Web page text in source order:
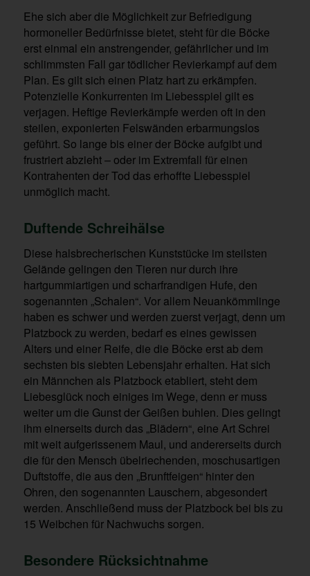
Ehe sich aber die Möglichkeit zur Befriedigung
hormoneller Bedürfnisse bietet, steht für die Böcke
erst einmal ein anstrengender, gefährlicher und im
schlimmsten Fall gar tödlicher Revierkampf auf dem
Plan. Es gilt sich einen Platz hart zu erkämpfen.
Potenzielle Konkurrenten im Liebesspiel gilt es
verjagen. Heftige Revierkämpfe werden oft in den
steilen, exponierten Felswänden erbarmungslos
geführt. So lange bis einer der Böcke aufgibt und
frustriert abzieht – oder im Extremfall für einen
Kontrahenten der Tod das erhoffte Liebesspiel
unmöglich macht.
Duftende Schreihälse
Diese halsbrecherischen Kunststücke im steilsten
Gelände gelingen den Tieren nur durch ihre
hartgummiartigen und scharfrandigen Hufe, den
sogenannten „Schalen“. Vor allem Neuankömmlinge
haben es schwer und werden zuerst verjagt, denn um
Platzbock zu werden, bedarf es eines gewissen
Alters und einer Reife, die die Böcke erst ab dem
sechsten bis siebten Lebensjahr erhalten. Hat sich
ein Männchen als Platzbock etabliert, steht dem
Liebesglück noch einiges im Wege, denn er muss
weiter um die Gunst der Geißen buhlen. Dies gelingt
ihm einerseits durch das „Blädern“, eine Art Schrei
mit weit aufgerissenem Maul, und andererseits durch
die für den Mensch übelriechenden, moschusartigen
Duftstoffe, die aus den „Brunftfeigen“ hinter den
Ohren, den sogenannten Lauschern, abgesondert
werden. Anschließend muss der Platzbock bei bis zu
15 Weibchen für Nachwuchs sorgen.
Besondere Rücksichtnahme